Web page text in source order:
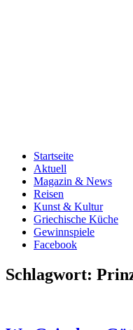
Startseite
Aktuell
Magazin & News
Reisen
Kunst & Kultur
Griechische Küche
Gewinnspiele
Facebook
Schlagwort: